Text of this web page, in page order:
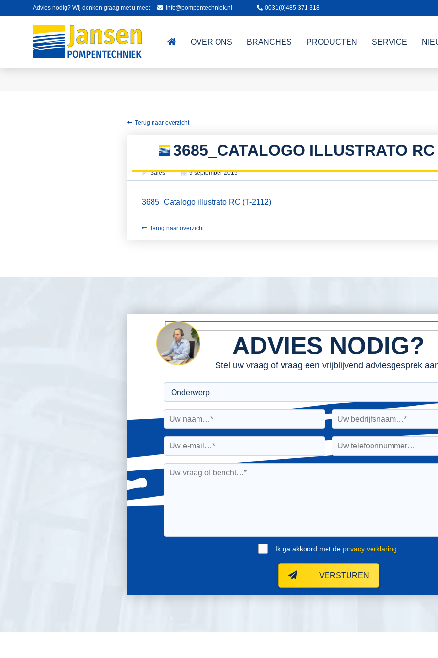
Advies nodig? Wij denken graag met u mee: info@pompentechniek.nl 0031(0)485 371 318
OVER ONS BRANCHES PRODUCTEN SERVICE
Terug naar overzicht
3685_CATALOGO ILLUSTRATO RC
Sales 9 september 2015
3685_Catalogo illustrato RC (T-2112)
Terug naar overzicht
ADVIES NODIG?
Stel uw vraag of vraag een vrijblijvend adviesgesprek
Ik ga akkoord met de privacy verklaring
VERSTUREN